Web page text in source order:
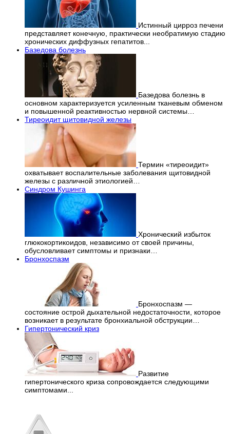
Истинный цирроз печени
представляет конечную, практически необратимую стадию
хронических диффузных гепатитов...
Базедова болезнь
Базедова болезнь в
основном характеризуется усиленным тканевым обменом
и повышенной реактивностью нервной системы…
Тиреоидит щитовидной железы
Термин «тиреоидит»
охватывает воспалительные заболевания щитовидной
железы с различной этиологией…
Синдром Кушинга
Хронический избыток
глюкокортикоидов, независимо от своей причины,
обусловливает симптомы и признаки…
Бронхоспазм
Бронхоспазм —
состояние острой дыхательной недостаточности, которое
возникает в результате бронхиальной обструкции…
Гипертонический криз
Развитие
гипертонического криза сопровождается следующими
симптомами...